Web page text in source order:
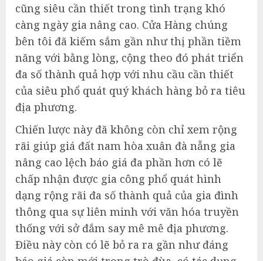
cũng siêu cần thiết trong tình trạng khó
càng ngày gia nâng cao. Cửa Hàng chúng
bên tôi đã kiếm sắm gần như thị phần tiềm
năng với bằng lòng, cộng theo đó phát triển
đa số thành quả hợp với nhu cầu cần thiết
của siêu phổ quát quý khách hàng bỏ ra tiêu
địa phương.
Chiến lược này đã không còn chỉ xem rộng
rãi giúp giá đất nam hòa xuân đà nẵng gia
nâng cao lệch báo giá đa phần hơn có lẽ
chấp nhận được gia công phổ quát hình
dạng rộng rãi đa số thành quả của gia đình
thông qua sự liên minh với văn hóa truyền
thống với sở đắm say mê mê địa phương.
Điều này còn có lẽ bỏ ra ra gần như đáng